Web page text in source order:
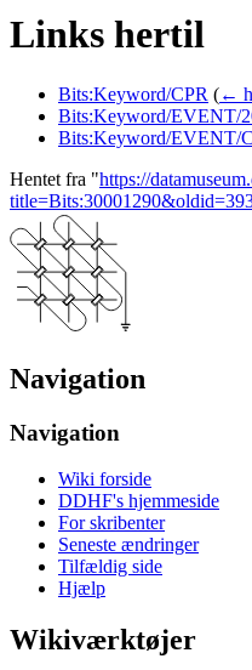
Links hertil
Bits:Keyword/CPR (←
Bits:Keyword/EVENT/
Bits:Keyword/EVENT/
Hentet fra "https://
Navigation
Navigation
Wiki forside
DDHF's hjemmeside
For skribenter
Seneste ændringer
Tilfældig side
Hjælp
Wikiværktøjer